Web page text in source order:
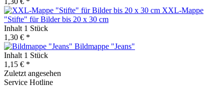
XXL-Mappe
"Stifte" für Bilder bis 20 x 30 cm
Inhalt 1 Stück
1,30 € *
Bildmappe "Jeans"
Inhalt 1 Stück
1,15 € *
Zuletzt angesehen
Service Hotline